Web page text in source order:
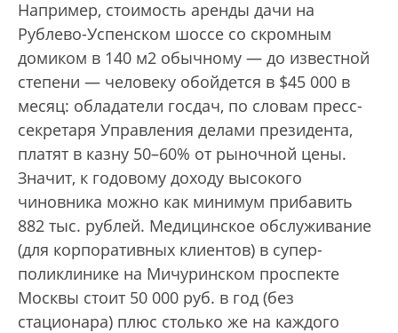
Например, стоимость аренды дачи на
Рублево-Успенском шоссе со скромным
домиком в 140 м2 обычному — до известной
степени — человеку обойдется в $45 000 в
месяц: обладатели госдач, по словам пресс-
секретаря Управления делами президента,
платят в казну 50–60% от рыночной цены.
Значит, к годовому доходу высокого
чиновника можно как минимум прибавить
882 тыс. руб­лей. Медицинское обслуживание
(для корпоративных клиентов) в супер-
поликлинике на Мичуринском проспекте
Москвы стоит 50 000 руб. в год (без
стационара) плюс столько же на каждого